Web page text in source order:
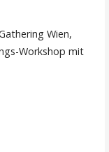
Wien,
Workshop mit